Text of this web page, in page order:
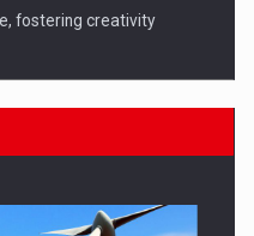
fostering creativity